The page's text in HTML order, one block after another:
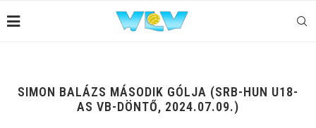
SIMON BALÁZS MÁSODIK GÓLJA (SRB-HUN U18-
AS VB-DÖNTŐ, 2024.07.09.)